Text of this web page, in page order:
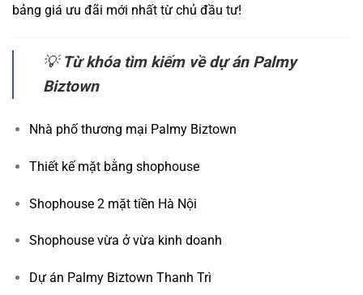
bảng giá ưu đãi mới nhất từ chủ đầu tư!
💡 Từ khóa tìm kiếm về dự án Palmy
Biztown
Nhà phố thương mại Palmy Biztown
Thiết kế mặt bằng shophouse
Shophouse 2 mặt tiền Hà Nội
Shophouse vừa ở vừa kinh doanh
Dự án Palmy Biztown Thanh Trì